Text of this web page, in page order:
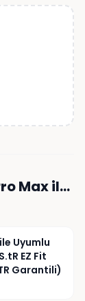
Max il…
Uyumlu
EZ Fit
Garantili)